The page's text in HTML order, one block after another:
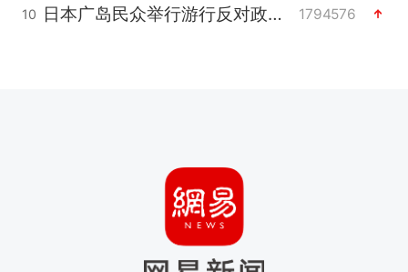
10 日本广岛民众举行游行反对政府行径 1794576